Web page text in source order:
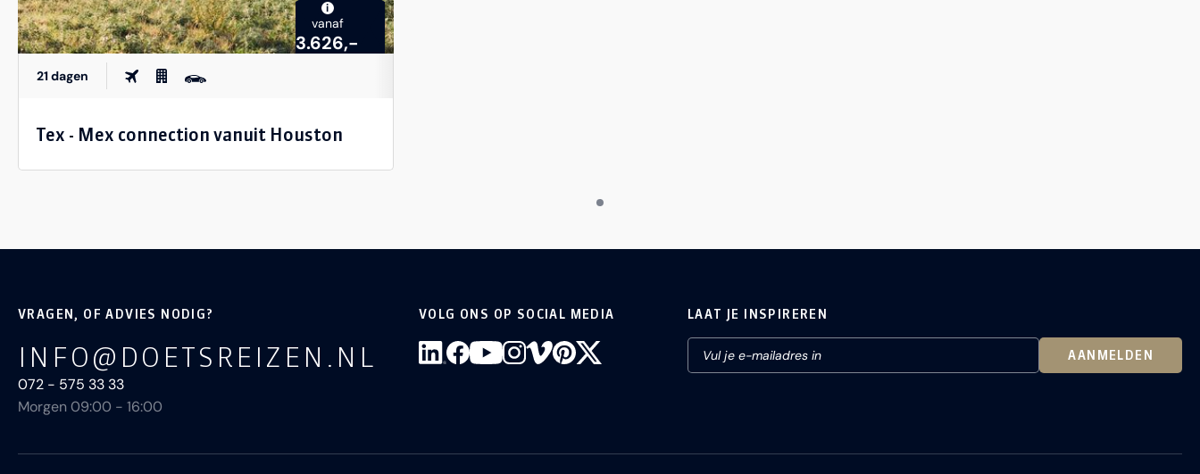
i
vanaf
3.626,-
21 dagen
Tex - Mex connection vanuit Houston
VRAGEN, OF ADVIES NODIG?
INFO@DOETSREIZEN.NL
072 - 575 33 33
Morgen 09:00 - 16:00
VOLG ONS OP SOCIAL MEDIA LAAT JE INSPIREREN
AANMELDEN